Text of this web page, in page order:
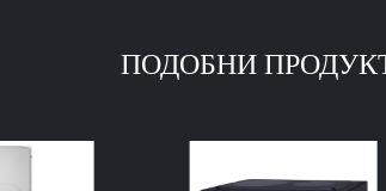
ПОДОБНИ